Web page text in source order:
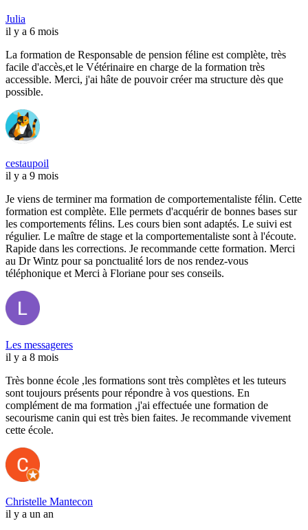
Julia
il y a 6 mois
La formation de Responsable de pension féline est complète, très
facile d'accès,et le Vétérinaire en charge de la formation très
accessible. Merci, j'ai hâte de pouvoir créer ma structure dès que
possible.
cestaupoil
il y a 9 mois
Je viens de terminer ma formation de comportementaliste félin. Cette
formation est complète. Elle permets d'acquérir de bonnes bases sur
les comportements félins. Les cours bien sont adaptés. Le suivi est
régulier. Le maître de stage et la comportementaliste sont à l'écoute.
Rapide dans les corrections. Je recommande cette formation. Merci
au Dr Wintz pour sa ponctualité lors de nos rendez-vous
téléphonique et Merci à Floriane pour ses conseils.
Les messageres
il y a 8 mois
Très bonne école ,les formations sont très complètes et les tuteurs
sont toujours présents pour répondre à vos questions. En
complément de ma formation ,j'ai effectuée une formation de
secourisme canin qui est très bien faites. Je recommande vivement
cette école.
Christelle Mantecon
il y a un an